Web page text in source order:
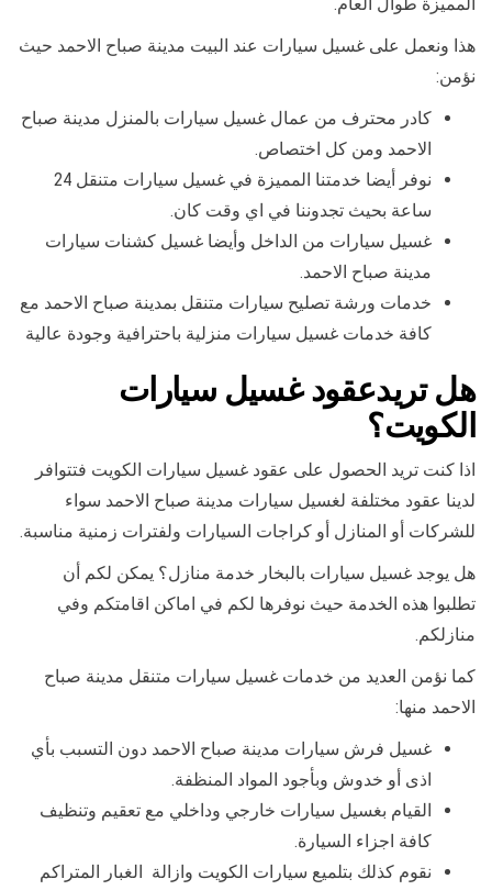
هذا ونعمل على غسيل سيارات عند البيت مدينة صباح الاحمد حيث
نؤمن:
كادر محترف من عمال غسيل سيارات بالمنزل مدينة صباح
الاحمد ومن كل اختصاص.
نوفر أيضا خدمتنا المميزة في غسيل سيارات متنقل 24
ساعة بحيث تجدوننا في اي وقت كان.
غسيل سيارات من الداخل وأيضا غسيل كشنات سيارات
مدينة صباح الاحمد.
خدمات ورشة تصليح سيارات متنقل بمدينة صباح الاحمد مع
كافة خدمات غسيل سيارات منزلية باحترافية وجودة عالية
هل تريدعقود غسيل سيارات
الكويت؟
اذا كنت تريد الحصول على عقود غسيل سيارات الكويت فتتوافر
لدينا عقود مختلفة لغسيل سيارات مدينة صباح الاحمد سواء
للشركات أو المنازل أو كراجات السيارات ولفترات زمنية مناسبة.
هل يوجد غسيل سيارات بالبخار خدمة منازل؟ يمكن لكم أن
تطلبوا هذه الخدمة حيث نوفرها لكم في اماكن اقامتكم وفي
منازلكم.
كما نؤمن العديد من خدمات غسيل سيارات متنقل مدينة صباح
الاحمد منها:
غسيل فرش سيارات مدينة صباح الاحمد دون التسبب بأي
اذى أو خدوش وبأجود المواد المنظفة.
القيام بغسيل سيارات خارجي وداخلي مع تعقيم وتنظيف
كافة اجزاء السيارة.
نقوم كذلك بتلميع سيارات الكويت وازالة الغبار المتراكم